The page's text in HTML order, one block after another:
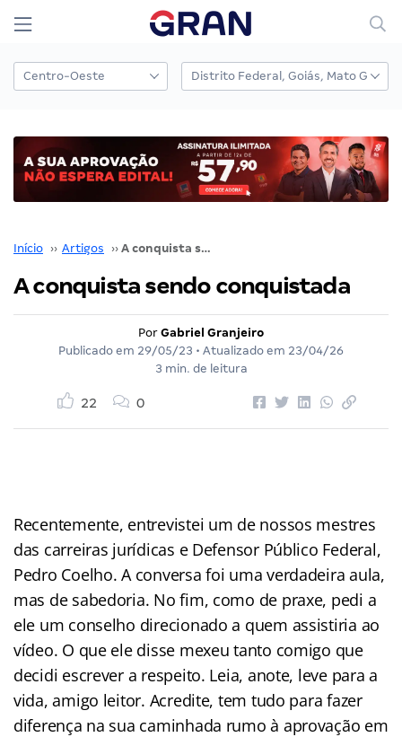
Início ›› Artigos ›› A conquista sendo conquistada
A conquista sendo conquistada
Por Gabriel Granjeiro
Publicado em 29/05/23 • Atualizado em 23/04/26
3 min. de leitura
22 0
Recentemente, entrevistei um de nossos mestres
das carreiras jurídicas e Defensor Público Federal,
Pedro Coelho. A conversa foi uma verdadeira aula,
mas de sabedoria. No fim, como de praxe, pedi a
ele um conselho direcionado a quem assistiria ao
vídeo. O que ele disse mexeu tanto comigo que
decidi escrever a respeito. Leia, anote, leve para a
vida, amigo leitor. Acredite, tem tudo para fazer
diferença na sua caminhada rumo à aprovação em